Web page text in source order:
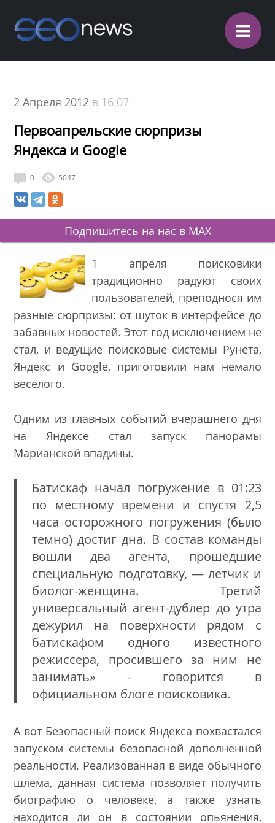
≡
2 Апреля 2012 в 16:07
Первоапрельские сюрпризы
Яндекса и Google
0 5047
Подпишитесь на нас в MAX
1 апреля поисковики
традиционно радуют своих
пользователей, преподнося им
разные сюрпризы: от шуток в интерфейсе до
забавных новостей. Этот год исключением не
стал, и ведущие поисковые системы Рунета,
Яндекс и Google, приготовили нам немало
веселого.
Одним из главных событий вчерашнего дня
на Яндексе стал запуск панорамы
Марианской впадины.
Батискаф начал погружение в 01:23
по местному времени и спустя 2,5
часа осторожного погружения (было
темно) достиг дна. В состав команды
вошли два агента, прошедшие
специальную подготовку, — летчик и
биолог-женщина. Третий
универсальный агент-дублер до утра
дежурил на поверхности рядом с
батискафом одного известного
режиссера, просившего за ним не
занимать» - говорится в
официальном блоге поисковика.
А вот Безопасный поиск Яндекса похвастался
запуском системы безопасной дополненной
реальности. Реализованная в виде обычного
шлема, данная система позволяет получить
биографию о человеке, а также узнать
находится ли он в состоянии опьянения,